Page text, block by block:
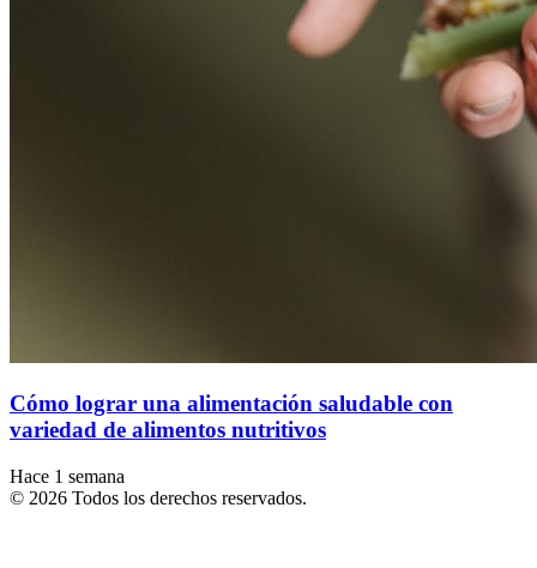
Cómo lograr una alimentación saludable con
variedad de alimentos nutritivos
Hace 1 semana
© 2026 Todos los derechos reservados.